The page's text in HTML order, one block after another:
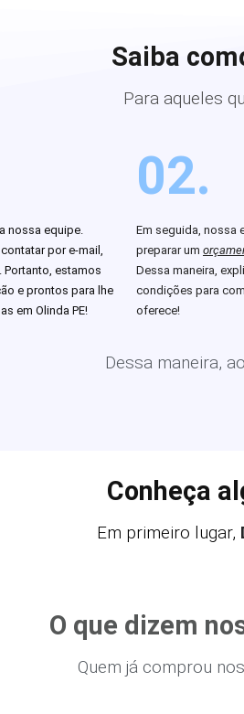
Saiba
Para aqueles
nossa equipe.
por e-mail,
estamos
e prontos para lhe
em Olinda PE!
02.
Em seguida, nossa
preparar um
Dessa maneira,
condições para
oferece!
Dessa maneira,
Conheça
Em primeiro lugar,
O que dizem
Quem já comprou